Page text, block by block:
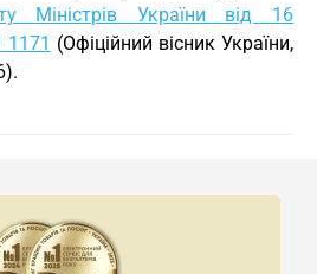
Міністрів України від 16
(Офіційний вісник України,